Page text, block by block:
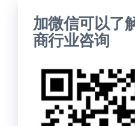
加微信可以了
商行业咨询